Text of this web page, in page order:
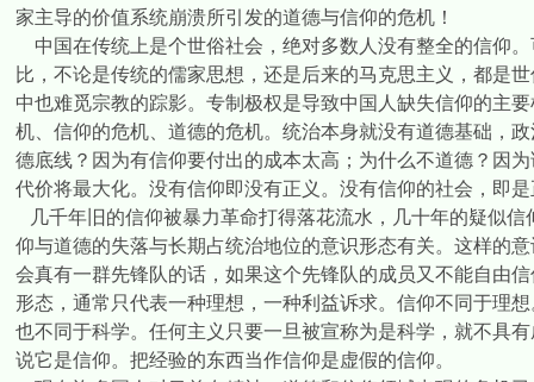
家主导的价值系统崩溃所引发的道德与信仰的危机！
中国在传统上是个世俗社会，绝对多数人没有整全的信仰
比，不论是传统的儒家思想，还是后来的马克思主义，都是
中也难觅宗教的踪影。专制极权是导致中国人缺失信仰的主
机、信仰的危机、道德的危机。统治本身就没有道德基础，
德底线？因为有信仰要付出的成本太高；为什么不道德？因
代价将最大化。没有信仰即没有正义。没有信仰的社会，即
几千年旧的信仰被暴力革命打得落花流水，几十年的疑似
仰与道德的失落与长期占统治地位的意识形态有关。这样的
会真有一群先锋队的话，如果这个先锋队的成员又不能自由
形态，通常只代表一种理想，一种利益诉求。信仰不同于理
也不同于科学。任何主义只要一旦被宣称为是科学，就不具
说它是信仰。把经验的东西当作信仰是虚假的信仰。